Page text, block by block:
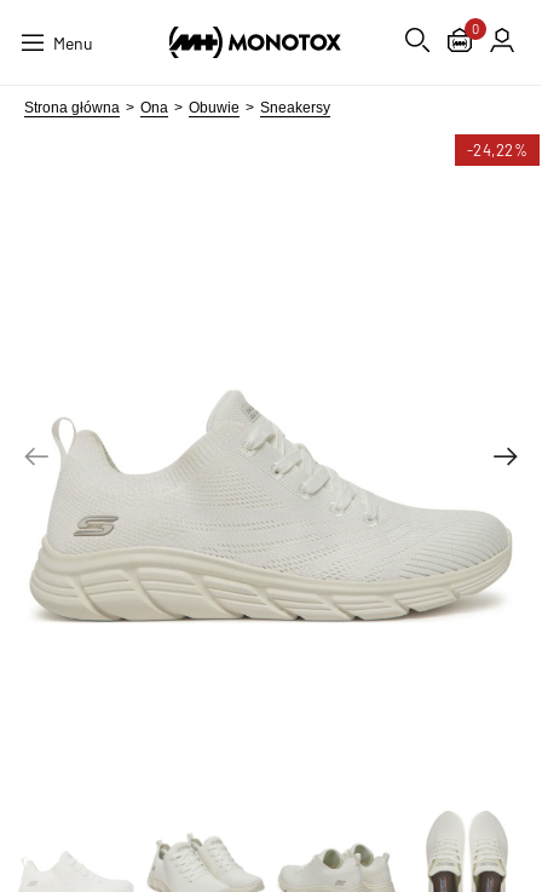
Menu
0
Strona główna Ona Obuwie Sneakersy
-24,22%